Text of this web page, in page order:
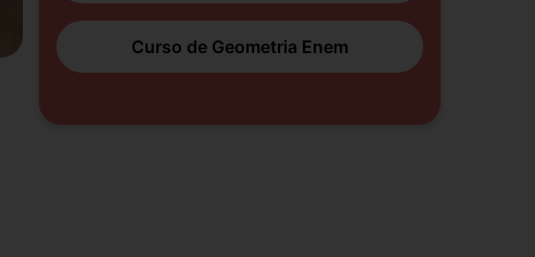
Curso de Geometria Enem